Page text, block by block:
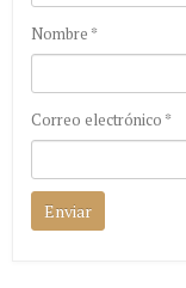
Nombre *
Correo electrónico *